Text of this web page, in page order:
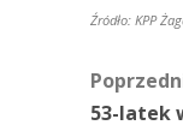
Źródło: KPP
53-latek